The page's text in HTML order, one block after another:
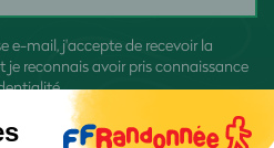
e-mail, j'accepte de recevoir la
je reconnais avoir pris connaissance